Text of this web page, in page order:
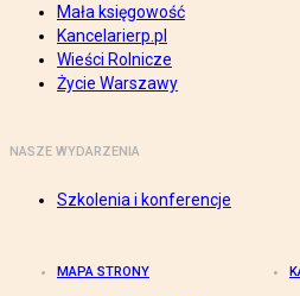
Mała księgowość
Kancelarierp.pl
Wieści Rolnicze
Życie Warszawy
NASZE WYDARZENIA
Szkolenia i konferencje
MAPA STRONY